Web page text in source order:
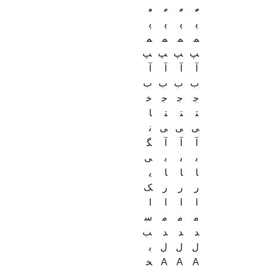
پ
م
پ
ب
ج
ت
ی
ب
ا
ر
م
د
ل
A
پ
م
پ
ب
ج
ت
ی
ب
ا
ر
م
د
ل
A
پ
م
پ
ب
ج
ت
ی
ب
ا
ر
م
د
ل
A
پ
م
پ
ب
خ
ا
ن
گ
ی
ی
ک
س
ب
ب
خ